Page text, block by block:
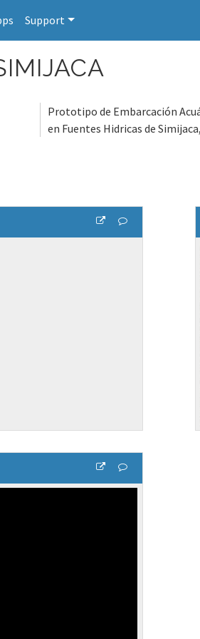
Support
Prototipo de Embarcación
en Fuentes Hidricas de